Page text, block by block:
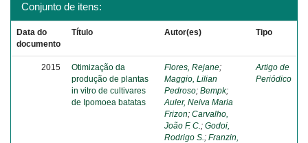
Conjunto de itens:
Data do
documento
Título Autor(es) Tipo
2015
Otimização da
produção de plantas
in vitro de cultivares
de Ipomoea batatas
Flores, Rejane;
Maggio, Lilian
Pedroso; Bempk;
Auler, Neiva Maria
Frizon; Carvalho,
João F. C.; Godoi,
Rodrigo S.; Franzin,
Artigo de
Periódico